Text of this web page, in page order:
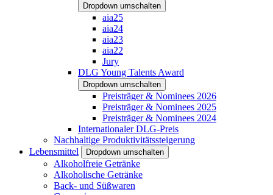
Dropdown umschalten
aia25
aia24
aia23
aia22
Jury
DLG Young Talents Award
Dropdown umschalten
Preisträger & Nominees 2026
Preisträger & Nominees 2025
Preisträger & Nominees 2024
Internationaler DLG-Preis
Nachhaltige Produktivitätssteigerung
Lebensmittel
Dropdown umschalten
Alkoholfreie Getränke
Alkoholische Getränke
Back- und Süßwaren